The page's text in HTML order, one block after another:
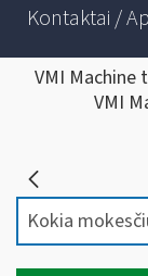
Kontaktai /
VMI
VMI